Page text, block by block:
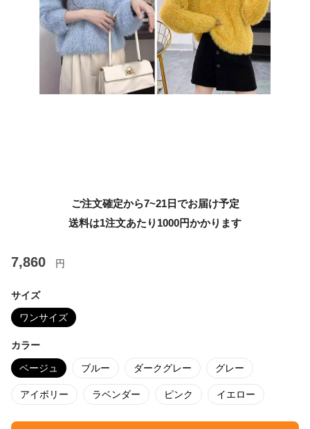
ご注文確定から7~21日でお届け予定
送料は1注文あたり 1000円かかります
7,860 円
サイズ
ワンサイズ
カラー
ベージュ ブルー ダークグレー グレー
アイボリー ラベンダー ピンク イエロー